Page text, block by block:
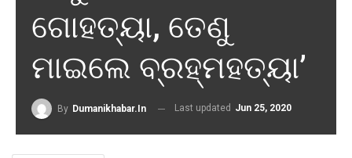
ଗୋହତ୍ୟା, ତେଣୁ
ମାଇଲେ ବ୍ରହ୍ମହତ୍ୟା’
By Dumanikhabar.in Last updated Jun 25, 2020